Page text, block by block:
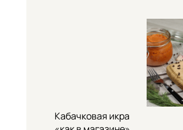
Кабачковая икра